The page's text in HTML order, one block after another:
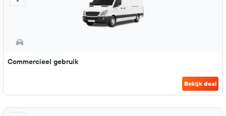
Commercieel gebruik
Bekijk deal